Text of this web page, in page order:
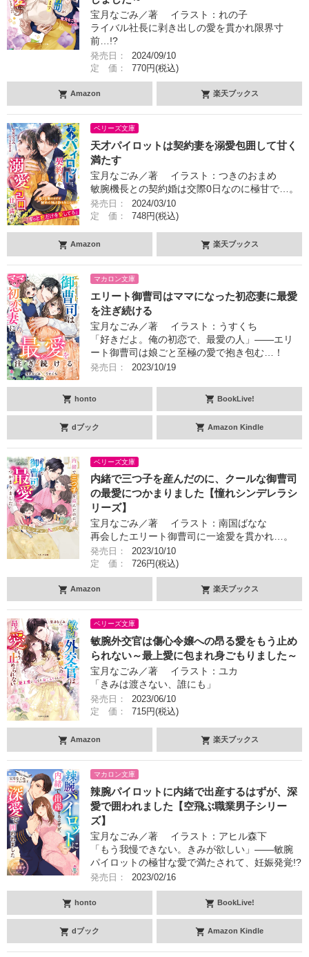
宝月なごみ／著 イラスト：れの子
ライバル社長に剥き出しの愛を貫かれ限界寸
前…!?
発売日：
2024/09/10
定 価：
770円(税込)
Amazon 楽天ブックス
ベリーズ文庫
天才パイロットは契約妻を溺愛包囲して甘く
満たす
宝月なごみ／著 イラスト：つきのおまめ
敏腕機長との契約婚は交際0日なのに極甘で…。
発売日：
2024/03/10
定 価：
748円(税込)
Amazon 楽天ブックス
マカロン文庫
エリート御曹司はママになった初恋妻に最愛
を注ぎ続ける
宝月なごみ／著 イラスト：うすくち
「好きだよ。俺の初恋で、最愛の人」――エリ
ート御曹司は娘ごと至極の愛で抱き包む…！
発売日： 2023/10/19
honto BookLive!
dブック Amazon Kindle
ベリーズ文庫
内緒で三つ子を産んだのに、クールな御曹司
の最愛につかまりました【憧れシンデレラシ
リーズ】
宝月なごみ／著 イラスト：南国ばなな
再会したエリート御曹司に一途愛を貫かれ…。
発売日：
2023/10/10
定 価：
726円(税込)
Amazon 楽天ブックス
ベリーズ文庫
敏腕外交官は傷心令嬢への昂る愛をもう止め
られない～最上愛に包まれ身ごもりました～
宝月なごみ／著 イラスト：ユカ
「きみは渡さない、誰にも」
発売日：
2023/06/10
定 価：
715円(税込)
Amazon 楽天ブックス
マカロン文庫
辣腕パイロットに内緒で出産するはずが、深
愛で囲われました【空飛ぶ職業男子シリー
ズ】
宝月なごみ／著 イラスト：アヒル森下
「もう我慢できない。きみが欲しい」――敏腕
パイロットの極甘な愛で満たされて、妊娠発覚!?
発売日： 2023/02/16
honto BookLive!
dブック Amazon Kindle